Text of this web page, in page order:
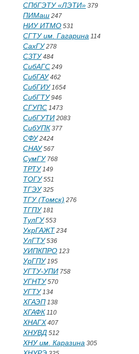
СПбГЭТУ «ЛЭТИ» 379
ПИМаш 247
НИУ ИТМО 531
СГТУ им. Гагарина 114
СахГУ278
СЗТУ484
СибАГС 249
СибГАУ462
СибГИУ1654
СибГТУ946
СГУПС 1473
СибГУТИ 2083
СибУПК 377
СФУ2424
СНАУ567
СумГУ768
ТРТУ149
ТОГУ551
ТГЭУ325
ТГУ (Томск) 276
ТГПУ181
ТулГУ553
УкрГАЖТ 234
УлГТУ536
УИПКПРО 123
УрГПУ195
УГТУ-УПИ 758
УГНТУ570
УГТУ134
ХГАЭП 138
ХГАФК 110
ХНАГХ 407
ХНУВД 512
ХНУ им. Каразина 305